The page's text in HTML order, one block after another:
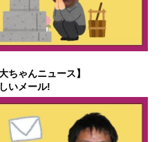
大ちゃんニュース】
いメール!